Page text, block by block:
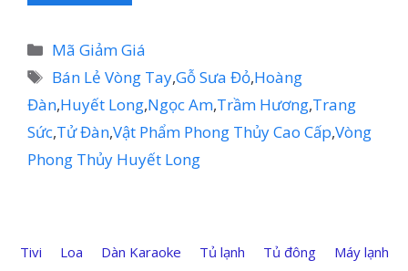
Danh
mục
Mã Giảm Giá
Thẻ
Bán Lẻ Vòng Tay,Gỗ Sưa Đỏ,Hoàng
Đàn,Huyết Long,Ngọc Am,Trầm Hương,Trang
Sức,Tử Đàn,Vật Phẩm Phong Thủy Cao Cấp,Vòng
Phong Thủy Huyết Long
Tivi Loa Dàn Karaoke Tủ lạnh Tủ đông
Máy lạnh